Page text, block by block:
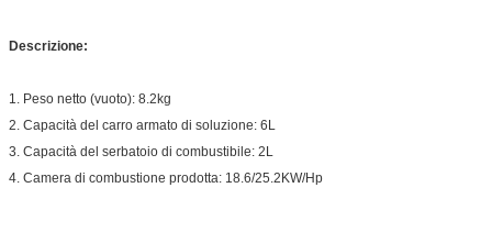
Descrizione:
1. Peso netto (vuoto): 8.2kg
2. Capacità del carro armato di soluzione: 6L
3. Capacità del serbatoio di combustibile: 2L
4. Camera di combustione prodotta: 18.6/25.2KW/Hp